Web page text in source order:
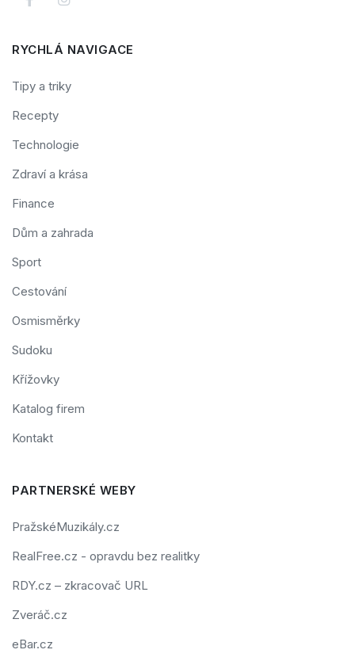
RYCHLÁ NAVIGACE
Tipy a triky
Recepty
Technologie
Zdraví a krása
Finance
Dům a zahrada
Sport
Cestování
Osmisměrky
Sudoku
Křížovky
Katalog firem
Kontakt
PARTNERSKÉ WEBY
PražskéMuzikály.cz
RealFree.cz - opravdu bez realitky
RDY.cz – zkracovač URL
Zveráč.cz
eBar.cz